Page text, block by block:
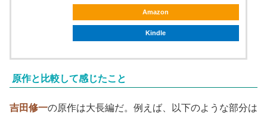
Amazon
Kindle
原作と比較して感じたこと
吉田修一の原作は大長編だ。例えば、以下のような部分は